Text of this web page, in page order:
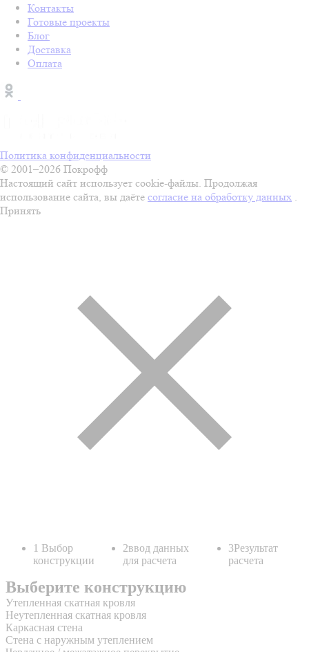
Контакты
Готовые проекты
Блог
Доставка
Оплата
Политика конфиденциальности
© 2001–2026 Покрофф
Настоящий сайт использует cookie-файлы. Продолжая
использование сайта, вы даёте согласие на обработку данных .
Принять